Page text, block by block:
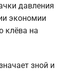
давления
экономии
клёва на
зной и